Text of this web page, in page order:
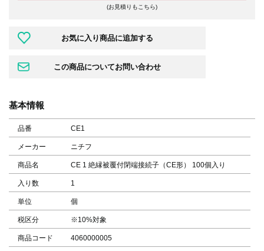
(お見積りもこちら)
基本情報
品番 CE1
メーカー ニチフ
商品名 CE 1 絶縁被覆付閉端接続子（CE形） 100個入り
入り数 1
単位 個
税区分 ※10%対象
商品コード 4060000005